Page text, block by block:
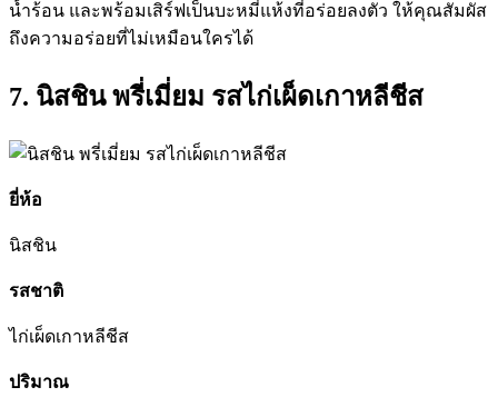
น้ำร้อน และพร้อมเสิร์ฟเป็นบะหมี่แห้งที่อร่อยลงตัว ให้คุณสัมผัส
ถึงความอร่อยที่ไม่เหมือนใครได้
7. นิสชิน พรี่เมี่ยม รสไก่เผ็ดเกาหลีชีส
ยี่ห้อ
นิสชิน
รสชาติ
ไก่เผ็ดเกาหลีชีส
ปริมาณ